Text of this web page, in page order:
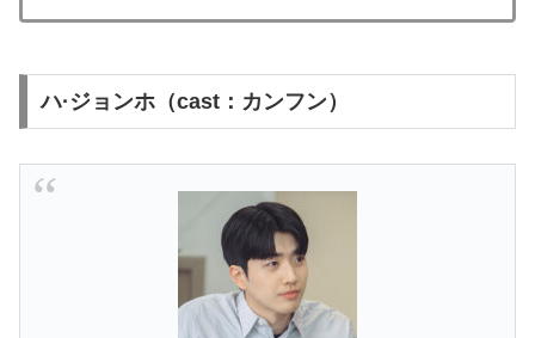
ハ·ジョンホ（cast：カンフン）